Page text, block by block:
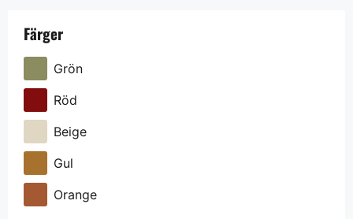
Färger
Grön
Röd
Beige
Gul
Orange